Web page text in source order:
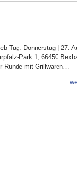
Tag: Donnerstag | 27.
Park 1, 66450
Runde mit Grillwaren…